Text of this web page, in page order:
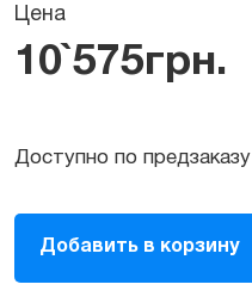
Цена
10`575грн.
Доступно по предзаказу
Экран
(матрица,
LCD,
Добавить в корзину